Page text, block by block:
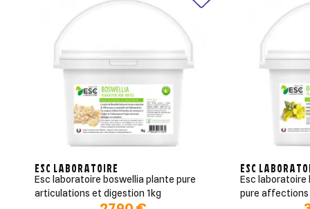
ESC LABORATOIRE
esc laboratoire boswellia plante pure
articulations et digestion 1kg
ESC
esc laboratoire bouillon blanc plante
pure affections
add_circle_outline
Nom